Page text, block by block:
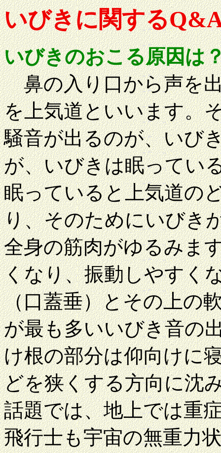
いびきに関する
いびきのおこる原因は
鼻の入り口から声を
を上気道といいます。
騒音が出るのが、いび
が、いびきは眠ってい
眠っていると上気道の
り、そのためにいびき
全身の筋肉がゆるみま
くなり、振動しやすく
（口蓋垂）とその上の
が最も多いいびき音の
け根の部分は仰向けに
どを狭くする方向に沈
話題では、地上では重
飛行士も宇宙の無重力